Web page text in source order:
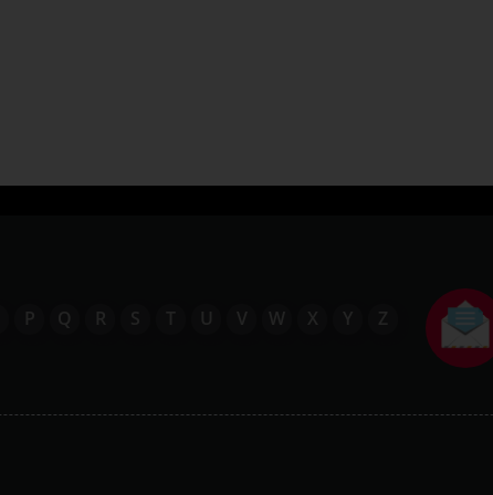
P Q R S T U V W X Y Z